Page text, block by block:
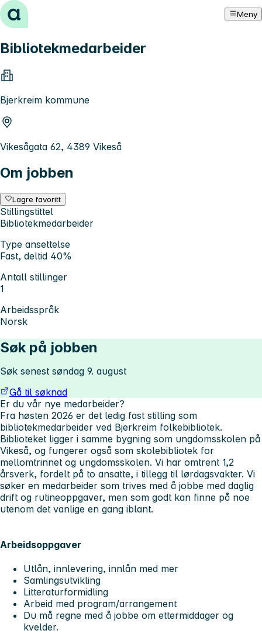
Hopp til innhold Meny
Bibliotekmedarbeider
Bjerkreim kommune
Vikesågata 62, 4389 Vikeså
Om jobben
Lagre favoritt
Stillingstittel
Bibliotekmedarbeider
Type ansettelse
Fast, deltid 40%
Antall stillinger
1
Arbeidsspråk
Norsk
Søk på jobben
Søk senest søndag 9. august
Gå til søknad
Er du vår nye medarbeider?
Fra høsten 2026 er det ledig fast stilling som
bibliotekmedarbeider ved Bjerkreim folkebibliotek.
Biblioteket ligger i samme bygning som ungdomsskolen på
Vikeså, og fungerer også som skolebibliotek for
mellomtrinnet og ungdomsskolen. Vi har omtrent 1,2
årsverk, fordelt på to ansatte, i tillegg til lørdagsvakter. Vi
søker en medarbeider som trives med å jobbe med daglig
drift og rutineoppgaver, men som godt kan finne på noe
utenom det vanlige en gang iblant.
Arbeidsoppgaver
Utlån, innlevering, innlån med mer
Samlingsutvikling
Litteraturformidling
Arbeid med program/arrangement
Du må regne med å jobbe om ettermiddager og
kvelder.